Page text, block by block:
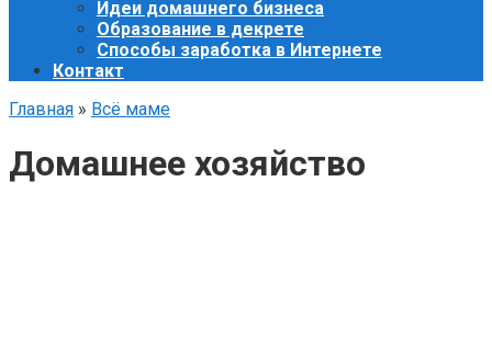
Идеи домашнего бизнеса
Образование в декрете
Способы заработка в Интернете
Контакт
Главная » Всё маме
Домашнее хозяйство